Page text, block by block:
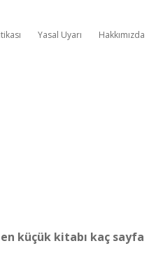
Yasal Uyarı Hakkımızda
en küçük kitabı kaç sayfa